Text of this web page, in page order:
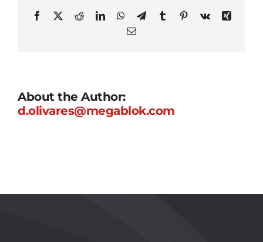
Facebook
X RedditLinkedInWhatsApp
TelegramTumblrPinterest
Vk
Xing
Email
About the Author:
d.olivares@megablok.com